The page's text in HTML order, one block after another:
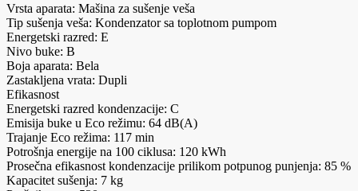
Vrsta aparata: Mašina za sušenje veša
Tip sušenja veša: Kondenzator sa toplotnom pumpom
Energetski razred: E
Nivo buke: B
Boja aparata: Bela
Zastakljena vrata: Dupli
Efikasnost
Energetski razred kondenzacije: C
Emisija buke u Eco režimu: 64 dB(A)
Trajanje Eco režima: 117 min
Potrošnja energije na 100 ciklusa: 120 kWh
Prosečna efikasnost kondenzacije prilikom potpunog punjenja: 85 %
Kapacitet sušenja: 7 kg